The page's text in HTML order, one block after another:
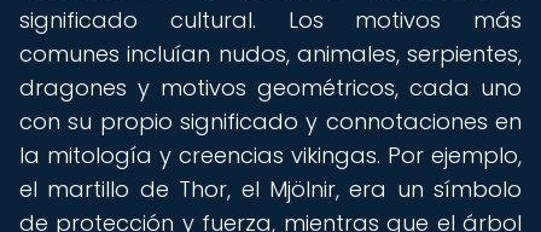
significado cultural. Los motivos más
comunes incluían nudos, animales, serpientes,
dragones y motivos geométricos, cada uno
con su propio significado y connotaciones en
la mitología y creencias vikingas. Por ejemplo,
el martillo de Thor, el Mjölnir, era un símbolo
de protección y fuerza, mientras que el árbol